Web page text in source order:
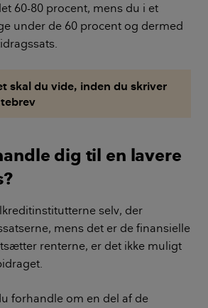
60-80 procent, mens du i et
under de 60 procent og dermed
skal du vide, inden du skriver
dig til en lavere
selv, der
mens det er de finansielle
renterne, er det ikke muligt
forhandle om en del af de